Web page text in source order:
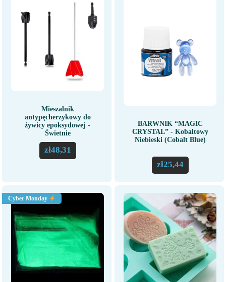
Mieszalnik
antypęcherzykowy do
żywicy epoksydowej -
Świetnie
zł48,31
BARWNIK “MAGIC
CRYSTAL” - Kobaltowy
Niebieski (Cobalt Blue)
zł25,44
Cyber Monday